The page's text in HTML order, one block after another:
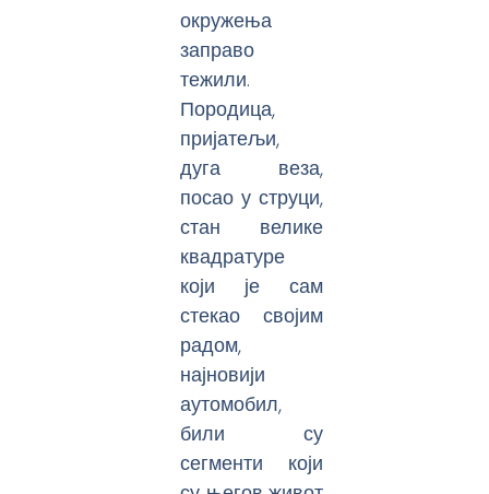
окружења
заправо
тежили.
Породица,
пријатељи,
дуга веза,
посао у струци,
стан велике
квадратуре
који је сам
стекао својим
радом,
најновији
аутомобил,
били су
сегменти који